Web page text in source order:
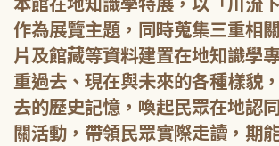
作為展覽主題，同時蒐集三重相
片及館藏等資料建置在地知識學
重過去、現在與未來的各種樣貌
去的歷史記憶，喚起民眾在地認
關活動，帶領民眾實際走讀，期